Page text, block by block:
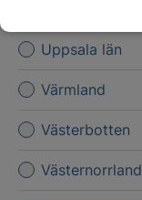
Uppsala län
Värmland
Västerbotten
Västernorrland